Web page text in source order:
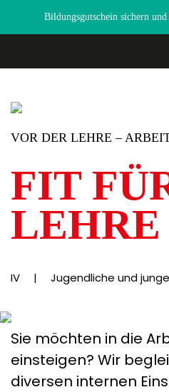
Bildungsgutschein sichern
VOR DER LEHRE –
FIT
LEHRE
IV | Jugendliche und
Sie möchten in die
einsteigen? Wir
diversen internen